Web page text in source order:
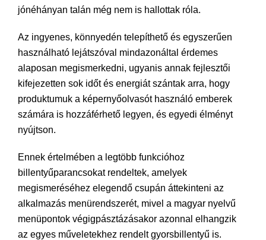
jónéhányan talán még nem is hallottak róla.
Az ingyenes, könnyedén telepíthető és egyszerűen
használható lejátszóval mindazonáltal érdemes
alaposan megismerkedni, ugyanis annak fejlesztői
kifejezetten sok időt és energiát szántak arra, hogy
produktumuk a képernyőolvasót használó emberek
számára is hozzáférhető legyen, és egyedi élményt
nyújtson.
Ennek értelmében a legtöbb funkcióhoz
billentyűparancsokat rendeltek, amelyek
megismeréséhez elegendő csupán áttekinteni az
alkalmazás menürendszerét, mivel a magyar nyelvű
menüpontok végigpásztázásakor azonnal elhangzik
az egyes műveletekhez rendelt gyorsbillentyű is.